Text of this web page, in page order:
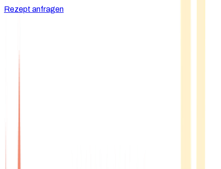
Rezept anfragen